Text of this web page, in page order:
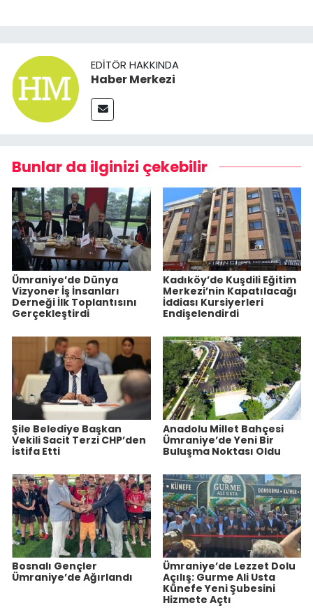
EDITÖR HAKKINDA
Haber Merkezi
Bunlar da ilginizi çekebilir
Ümraniye’de Dünya
Vizyoner İş İnsanları
Derneği İlk Toplantısını
Gerçekleştirdi
Kadıköy’de Kuşdili Eğitim
Merkezi’nin Kapatılacağı
İddiası Kursiyerleri
Endişelendirdi
Şile Belediye Başkan
Vekili Sacit Terzi CHP’den
İstifa Etti
Anadolu Millet Bahçesi
Ümraniye’de Yeni Bir
Buluşma Noktası Oldu
Bosnalı Gençler
Ümraniye’de Ağırlandı
Ümraniye’de Lezzet Dolu
Açılış: Gurme Ali Usta
Künefe Yeni Şubesini
Hizmete Açtı